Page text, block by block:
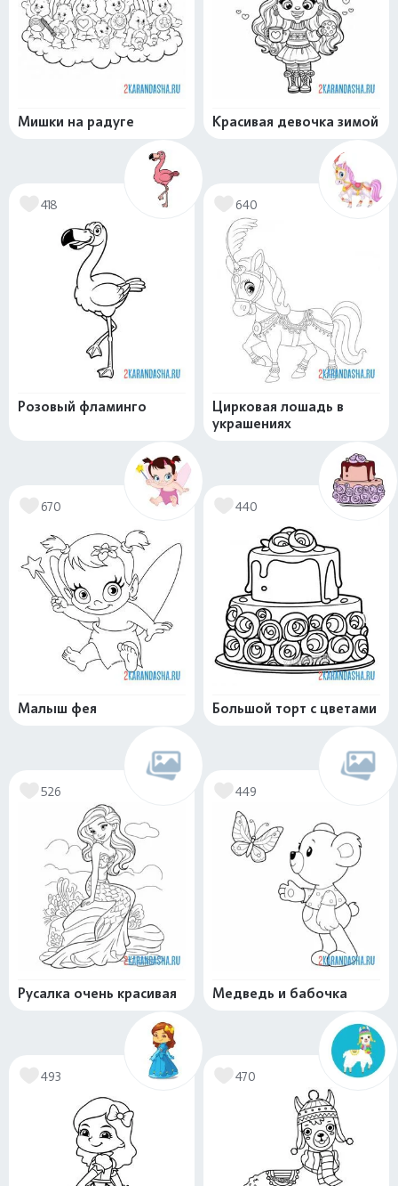
Мишки на радуге Красивая девочка зимой
418
Розовый фламинго
640
Цирковая лошадь в
украшениях
670
Малыш фея
440
Большой торт с цветами
526
Русалка очень красивая
449
Медведь и бабочка
493 470